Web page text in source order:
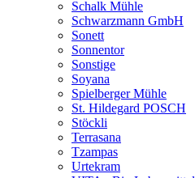
Schalk Mühle
Schwarzmann GmbH
Sonett
Sonnentor
Sonstige
Soyana
Spielberger Mühle
St. Hildegard POSCH
Stöckli
Terrasana
Tzampas
Urtekram